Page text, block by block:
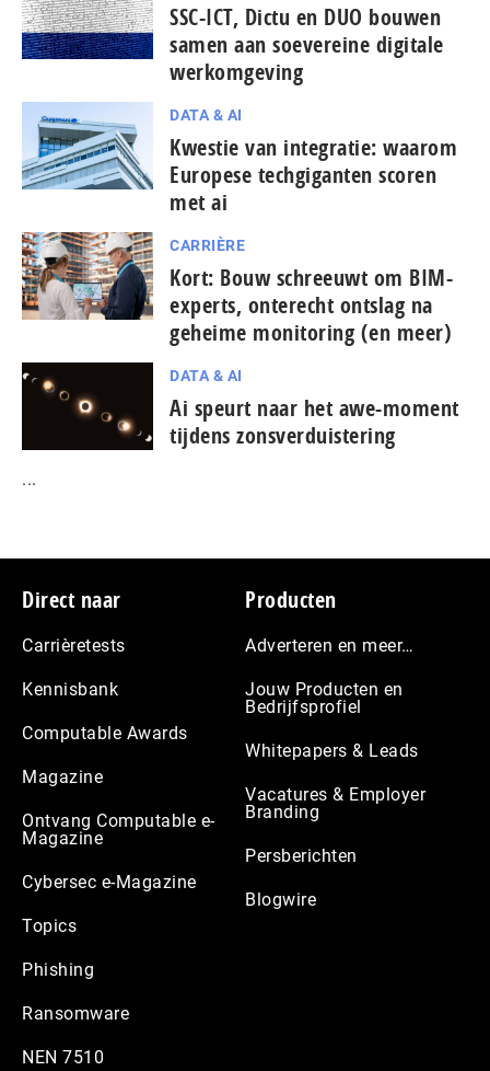
SSC-ICT, Dictu en DUO bouwen
samen aan soevereine digitale
werkomgeving
DATA & AI
Kwestie van integratie: waarom
Europese tech­gi­gan­ten scoren
met ai
CARRIÈRE
Kort: Bouw schreeuwt om BIM-
experts, onterecht ontslag na
geheime monitoring (en meer)
DATA & AI
Ai speurt naar het awe-moment
tijdens zonsverduistering
...
Footer
Direct naar
Carrièretests
Kennisbank
Computable Awards
Magazine
Ontvang Computable e-
Magazine
Cybersec e-Magazine
Topics
Phishing
Ransomware
NEN 7510
Producten
Adverteren en meer…
Jouw Producten en
Bedrijfsprofiel
Whitepapers & Leads
Vacatures & Employer
Branding
Persberichten
Blogwire